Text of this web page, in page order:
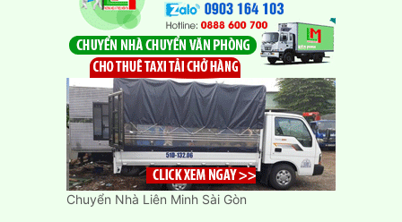
Chuyển Nhà Liên Minh Sài Gòn